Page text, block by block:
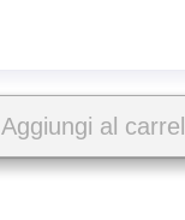
Aggiungi al